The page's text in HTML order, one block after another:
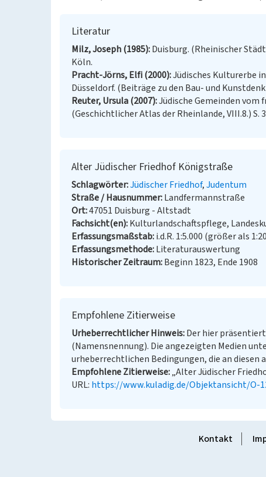
Literatur
Milz, Joseph (1985) Duisburg. (Rheinischer
Köln.
Pracht-Jörns, Elfi (2000) Jüdisches Kulturerbe
Düsseldorf. (Beiträge zu den Bau- und
Reuter, Ursula (2007) Jüdische Gemeinden vom
(Geschichtlicher Atlas der Rheinlande, VIII.8.) S.
Alter Jüdischer Friedhof Königstraße
Schlagwörter Jüdischer Friedhof Judentum
Straße / Hausnummer Landfermannstraße
Ort 47051 Duisburg - Altstadt
Fachsicht(en) Kulturlandschaftspflege,
Erfassungsmaßstab i.d.R. 1:5.000 (größer als
Erfassungsmethode Literaturauswertung
Historischer Zeitraum Beginn 1823, Ende 1908
Empfohlene Zitierweise
Urheberrechtlicher Hinweis Der hier
(Namensnennung). Die angezeigten Medien
urheberrechtlichen Bedingungen, die an diesen
Empfohlene Zitierweise „Alter Jüdischer
URL: https://www.kuladig.de/Objektansicht/O-
Kontakt